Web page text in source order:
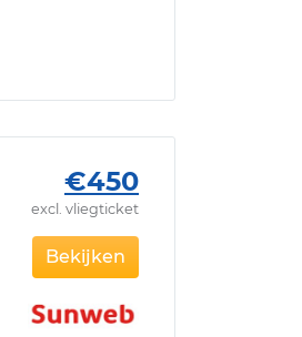
€450
excl. vliegticket
Bekijken